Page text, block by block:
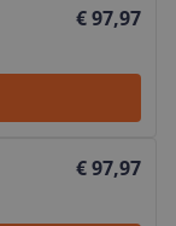
€ 97,97
€ 97,97